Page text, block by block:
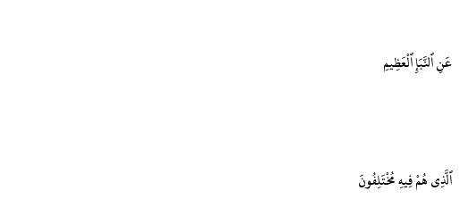
عَنِ ٱلنَّبَإِ ٱلْعَظِيمِ
ٱلَّذِى هُمْ فِيهِ مُخْتَلِفُونَ